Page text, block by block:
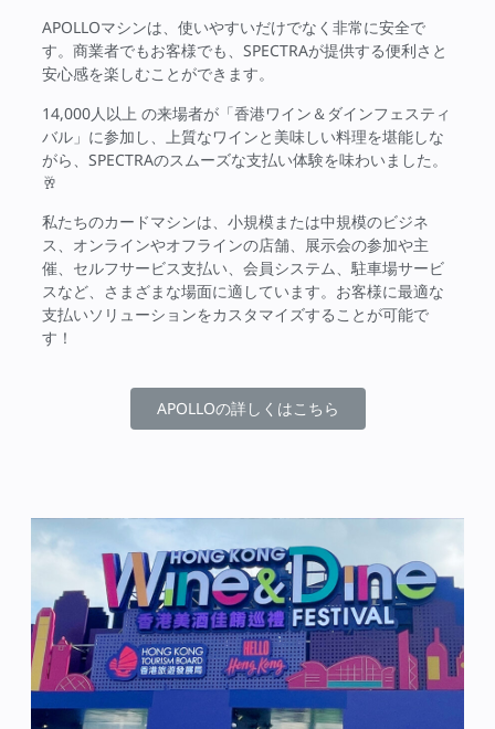
APOLLOマシンは、使いやすいだけでなく非常に安全で
す。商業者でもお客様でも、SPECTRAが提供する便利さと
安心感を楽しむことができます。
14,000人以上 の来場者が「香港ワイン＆ダインフェスティ
バル」に参加し、上質なワインと美味しい料理を堪能しな
がら、SPECTRAのスムーズな支払い体験を味わいました。
🥂
私たちのカードマシンは、小規模または中規模のビジネ
ス、オンラインやオフラインの店舗、展示会の参加や主
催、セルフサービス支払い、会員システム、駐車場サービ
スなど、さまざまな場面に適しています。お客様に最適な
支払いソリューションをカスタマイズすることが可能で
す！
APOLLOの詳しくはこちら